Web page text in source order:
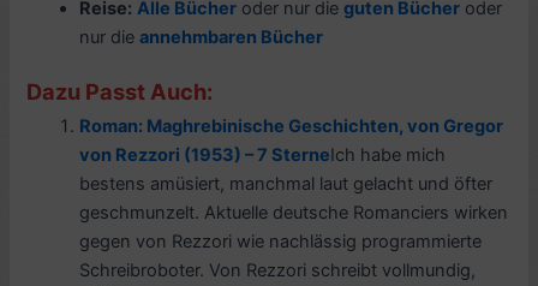
Reise: Alle Bücher oder nur dieguten Bücher oder
nur dieannehmbaren Bücher
Dazu Passt Auch:
Roman: Maghrebinische Geschichten, von Gregor
von Rezzori (1953) – 7 SterneIch habe mich
bestens amüsiert, manchmal laut gelacht und öfter
geschmunzelt. Aktuelle deutsche Romanciers wirken
gegen von Rezzori wie nachlässig programmierte
Schreibroboter. Von Rezzori schreibt vollmundig,